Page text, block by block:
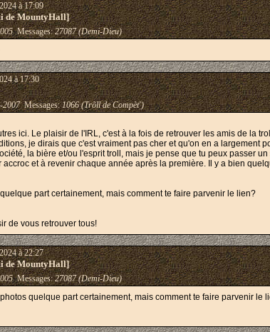
à 17:09
de MountyHall]
Messages:27087 (Demi-Dieu)
à 17:30
2007Messages:1066 (Trõll de Compèt')
ici. Le plaisir de l'IRL, c'est à la fois de retrouver les amis de la
je dirais que c'est vraiment pas cher et qu'on en a largement
la bière et/ou l'esprit troll, mais je pense que tu peux passer
et à revenir chaque année après la première. Il y a bien
part certainement, mais comment te faire parvenir le lien?
de vous retrouver tous!
à 22:27
de MountyHall]
Messages:27087 (Demi-Dieu)
quelque part certainement, mais comment te faire parvenir le